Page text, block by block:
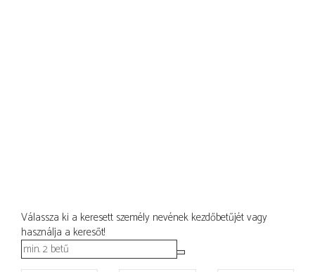
Válassza ki a keresett személy nevének kezdőbetűjét vagy
használja a keresőt!